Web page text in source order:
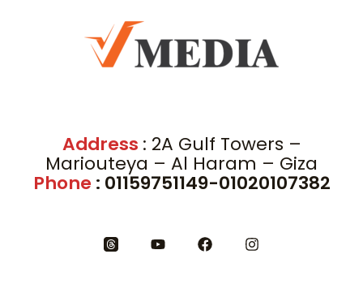
Address : 2A Gulf Towers –
Mariouteya – Al Haram – Giza
Phone : 01159751149-01020107382